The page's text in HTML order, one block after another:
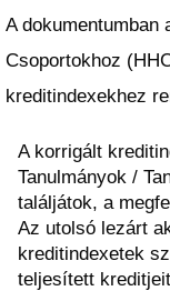
A dokumentumban
Csoportokhoz
kreditindexekhez
A korrigált
Tanulmányok /
találjátok, a
Az utolsó lezárt
kreditindexetek
teljesített